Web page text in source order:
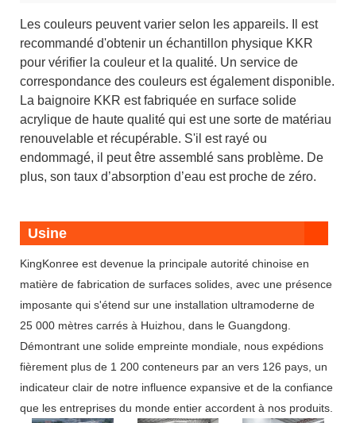
Les couleurs peuvent varier selon les appareils. Il est
recommandé d'obtenir un échantillon physique KKR
pour vérifier la couleur et la qualité. Un service de
correspondance des couleurs est également disponible.
La baignoire KKR est fabriquée en surface solide
acrylique de haute qualité qui est une sorte de matériau
renouvelable et récupérable. S'il est rayé ou
endommagé, il peut être assemblé sans problème. De
plus, son taux d’absorption d’eau est proche de zéro.
Usine
KingKonree est devenue la principale autorité chinoise en
matière de fabrication de surfaces solides, avec une présence
imposante qui s'étend sur une installation ultramoderne de
25 000 mètres carrés à Huizhou, dans le Guangdong.
Démontrant une solide empreinte mondiale, nous expédions
fièrement plus de 1 200 conteneurs par an vers 126 pays, un
indicateur clair de notre influence expansive et de la confiance
que les entreprises du monde entier accordent à nos produits.